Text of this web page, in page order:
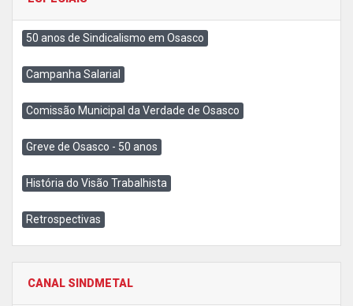
50 anos de Sindicalismo em Osasco
Campanha Salarial
Comissão Municipal da Verdade de Osasco
Greve de Osasco - 50 anos
História do Visão Trabalhista
Retrospectivas
CANAL SINDMETAL